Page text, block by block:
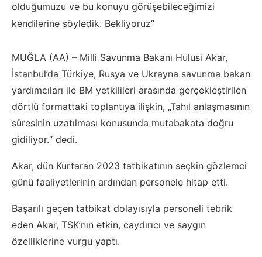
olduğumuzu ve bu konuyu görüşebileceğimizi
kendilerine söyledik. Bekliyoruz“
MUĞLA (AA) – Milli Savunma Bakanı Hulusi Akar,
İstanbul’da Türkiye, Rusya ve Ukrayna savunma bakan
yardımcıları ile BM yetkilileri arasında gerçekleştirilen
dörtlü formattaki toplantıya ilişkin, „Tahıl anlaşmasının
süresinin uzatılması konusunda mutabakata doğru
gidiliyor.“ dedi.
Akar, dün Kurtaran 2023 tatbikatının seçkin gözlemci
günü faaliyetlerinin ardından personele hitap etti.
Başarılı geçen tatbikat dolayısıyla personeli tebrik
eden Akar, TSK’nın etkin, caydırıcı ve saygın
özelliklerine vurgu yaptı.